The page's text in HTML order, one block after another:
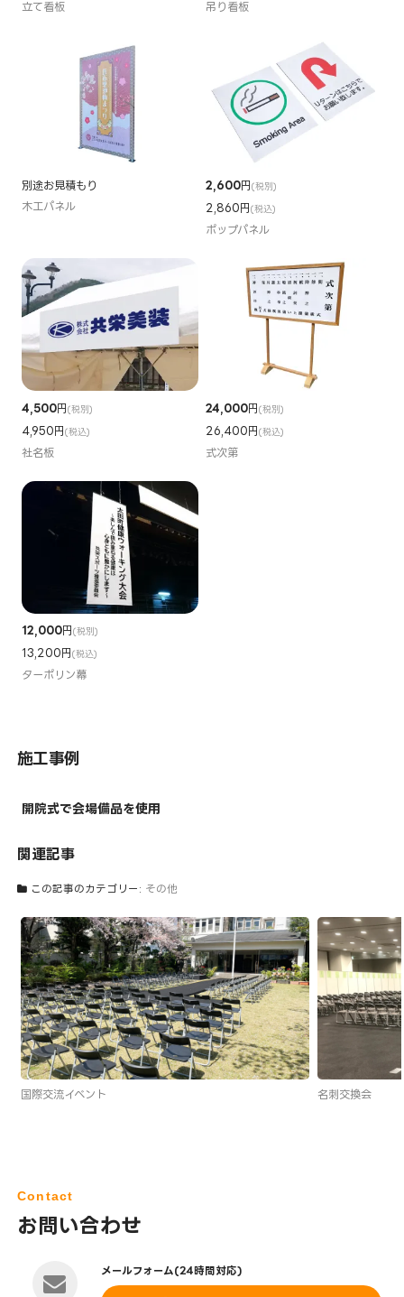
立て看板 吊り看板
別途お見積もり
木工パネル
2,600円(税別)
2,860円(税込)
ポップパネル
4,500円(税別)
4,950円(税込)
社名板
24,000円(税別)
26,400円(税込)
式次第
12,000円(税別)
13,200円(税込)
ターポリン幕
施工事例
開院式で会場備品を使用
関連記事
この記事のカテゴリー: その他
国際交流イベント 名刺交換会
Contact
お問い合わせ
メールフォーム(24時間対応)